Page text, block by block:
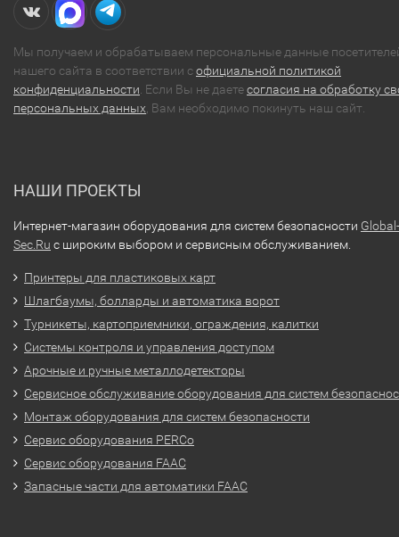
Мы получаем и обрабатываем персональные данные
нашего сайта в соответствии софициальной политикой
конфиденциальности . Если Вы не даетесогласия на обработку
персональных данных , Вам необходимо покинуть наш сайт.
НАШИ ПРОЕКТЫ
Интернет-магазин оборудования для систем безопасности Global-
Sec.Ru с широким выбором и сервисным обслуживанием.
Принтеры для пластиковых карт
Шлагбаумы, болларды и автоматика ворот
Турникеты, картоприемники, ограждения, калитки
Системы контроля и управления доступом
Арочные и ручные металлодетекторы
Сервисное обслуживание оборудования для систем
Монтаж оборудования для систем безопасности
Сервис оборудования PERCo
Сервис оборудования FAAC
Запасные части для автоматики FAAC